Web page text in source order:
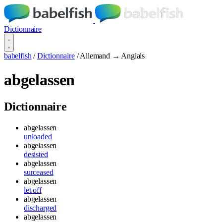
Dictionnaire
babelfish / Dictionnaire / Allemand → Anglais
abgelassen
Dictionnaire
abgelassen
unloaded
abgelassen
desisted
abgelassen
surceased
abgelassen
let off
abgelassen
discharged
abgelassen